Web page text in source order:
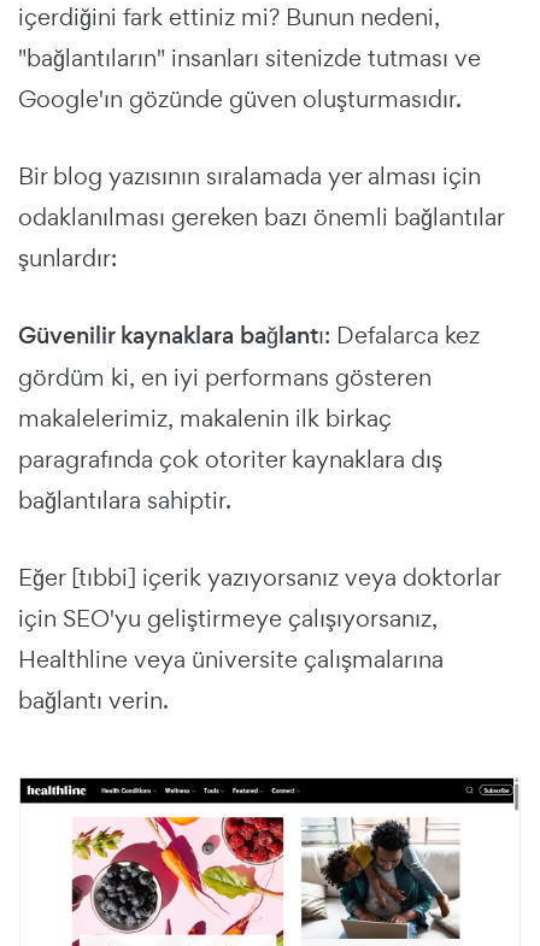
içerdiğini fark ettiniz mi? Bunun nedeni,
"bağlantıların" insanları sitenizde tutması ve
Google'ın gözünde güven oluşturmasıdır.
Bir blog yazısının sıralamada yer alması için
odaklanılması gereken bazı önemli bağlantılar
şunlardır:
Güvenilir kaynaklara bağlantı: Defalarca kez
gördüm ki, en iyi performans gösteren
makalelerimiz, makalenin ilk birkaç
paragrafında çok otoriter kaynaklara dış
bağlantılara sahiptir.
Eğer [tıbbi] içerik yazıyorsanız veya doktorlar
için SEO'yu geliştirmeye çalışıyorsanız,
Healthline veya üniversite çalışmalarına
bağlantı verin.